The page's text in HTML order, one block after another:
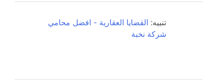
تنبيه: القضايا العقارية - افضل محامي
شركة نخبة